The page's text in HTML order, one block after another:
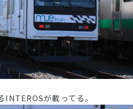
が載ってる。